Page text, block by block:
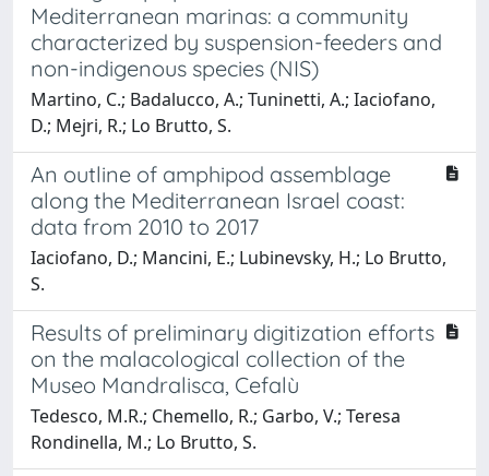
Mediterranean marinas: a community
characterized by suspension-feeders and
non-indigenous species (NIS)
Martino, C.; Badalucco, A.; Tuninetti, A.; Iaciofano,
D.; Mejri, R.; Lo Brutto, S.
An outline of amphipod assemblage
along the Mediterranean Israel coast:
data from 2010 to 2017
Iaciofano, D.; Mancini, E.; Lubinevsky, H.; Lo Brutto,
S.
Results of preliminary digitization efforts
on the malacological collection of the
Museo Mandralisca, Cefalù
Tedesco, M.R.; Chemello, R.; Garbo, V.; Teresa
Rondinella, M.; Lo Brutto, S.